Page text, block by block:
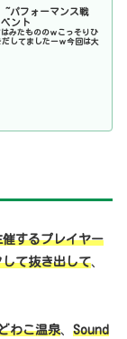
フォーマンス戦
ント
みたもののｗこっそりひ
してましたーｗ今回は大
するプレイヤー
て抜き出して、
わこ温泉、 Sound